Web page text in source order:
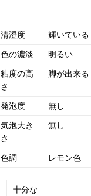
清澄度
輝いている
色の濃淡
明るい
粘度の高
さ
脚が出来る
発泡度
無し
気泡大き
さ
無し
色調 レモン色
十分な